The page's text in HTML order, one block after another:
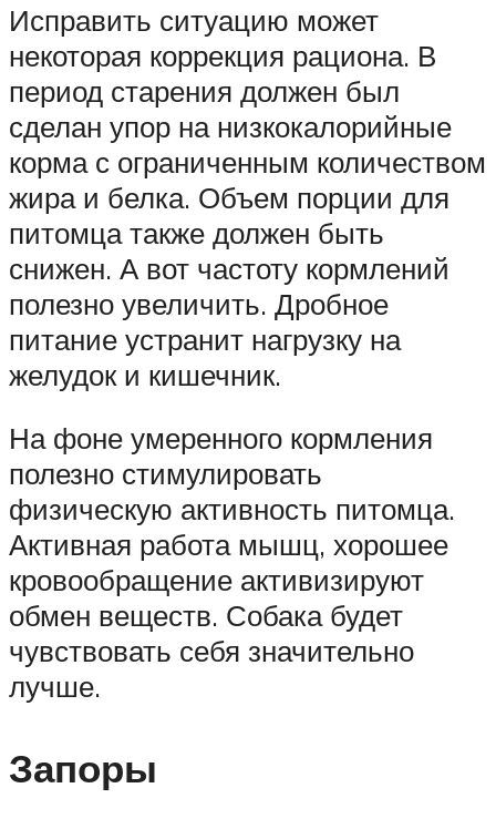
Исправить ситуацию может
некоторая коррекция рациона. В
период старения должен был
сделан упор на низкокалорийные
корма с ограниченным количеством
жира и белка. Объем порции для
питомца также должен быть
снижен. А вот частоту кормлений
полезно увеличить. Дробное
питание устранит нагрузку на
желудок и кишечник.
На фоне умеренного кормления
полезно стимулировать
физическую активность питомца.
Активная работа мышц, хорошее
кровообращение активизируют
обмен веществ. Собака будет
чувствовать себя значительно
лучше.
Запоры